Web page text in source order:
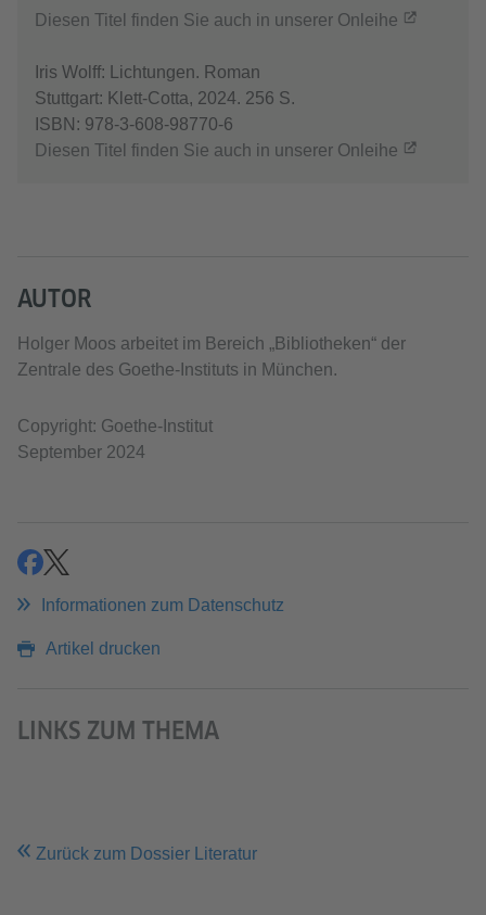
Diesen Titel finden Sie auch in unserer Onleihe
Iris Wolff: Lichtungen. Roman
Stuttgart: Klett-Cotta, 2024. 256 S.
ISBN: 978-3-608-98770-6
Diesen Titel finden Sie auch in unserer Onleihe
AUTOR
Holger Moos arbeitet im Bereich „Bibliotheken“ der
Zentrale des Goethe-Instituts in München.
Copyright: Goethe-Institut
September 2024
teilenteilen
Informationen zum Datenschutz
Artikel drucken
LINKS ZUM THEMA
Zurück zum Dossier Literatur